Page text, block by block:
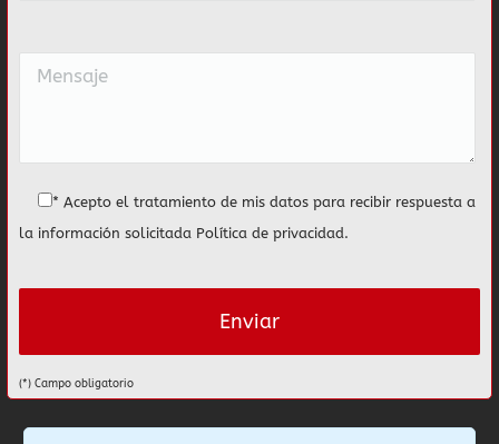
* Acepto el tratamiento de mis datos para recibir respuesta a
la información solicitada Política de privacidad.
(*) Campo obligatorio